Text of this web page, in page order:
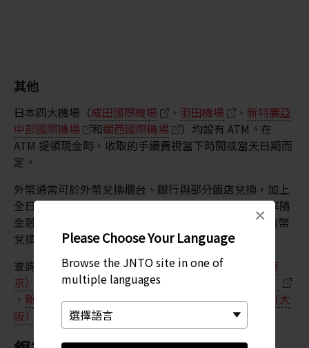
Please Choose Your Language
Browse the JNTO site in one of
multiple languages
×
其他
日本四大機場（成田國際機場 、 羽田機場 、 新特麗亞
中部國際機場
和關西國際機場
）均設有 ATM。在
ATM 提領現金時，收取的手續費視當下時間或當天日期而
定。
外幣通常可於外幣兌換櫃台、銀行與部分飯店兌換，加上
全日本四處也都有許多世界貨幣兌換店
。每天的匯率隨
金融市場走向，會有所波動。可兌換的貨幣會因不同貨幣
兌換櫃台有異。
查詢您抵達機場的貨幣兌換櫃台：成田機場（千葉，東
京）
羽田機場（東京） 、
、 新特麗亞中部國際機場（愛知） 、關西國際機場（大
阪）
福岡機場 。